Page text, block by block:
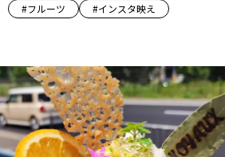
#フルーツ #インスタ映え